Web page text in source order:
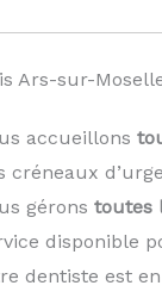
Ars-sur-
accueillons
créneaux
gérons toutes
disponible
dentiste est